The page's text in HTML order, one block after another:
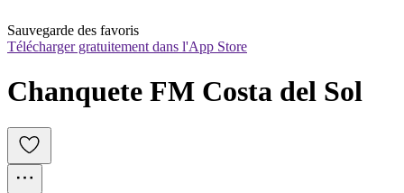
Sauvegarde des favoris
Télécharger gratuitement dans l'App Store
Chanquete FM Costa del Sol